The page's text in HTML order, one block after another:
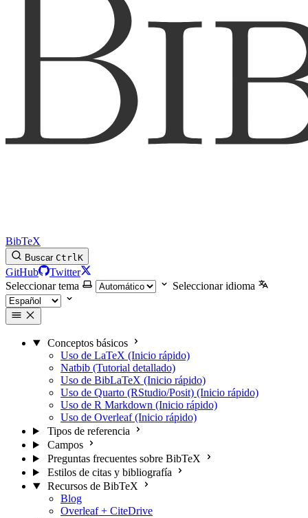
BibTeX
Buscar CtrlK
GitHub
Twitter
Seleccionar tema
Seleccionar idioma
Conceptos básicos
Uso de LaTeX (Inicio rápido)
Natbib (Tutorial detallado)
Uso de BibLaTeX (Inicio rápido)
Uso de Quarto (RStudio/Posit) (Inicio rápido)
Uso de R Markdown (Inicio rápido)
Uso de Overleaf (Inicio rápido)
Tipos de referencia
Campos
Preguntas frecuentes sobre BibTeX
Estilos de citas y bibliografía
Recursos de BibTeX
Blog
Overleaf + CiteDrive